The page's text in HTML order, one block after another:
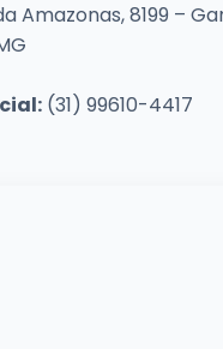
Amazonas, 8199 –
(31) 99610-4417